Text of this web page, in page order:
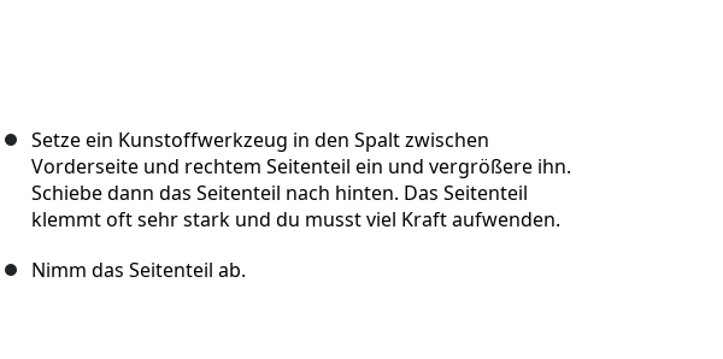
Abbrechen
Setze ein Kunstoffwerkzeug in den Spalt zwischen
Vorderseite und rechtem Seitenteil ein und vergrößere ihn.
Schiebe dann das Seitenteil nach hinten. Das Seitenteil
klemmt oft sehr stark und du musst viel Kraft aufwenden.
Nimm das Seitenteil ab.